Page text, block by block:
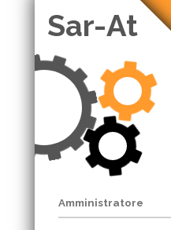
Sar-At